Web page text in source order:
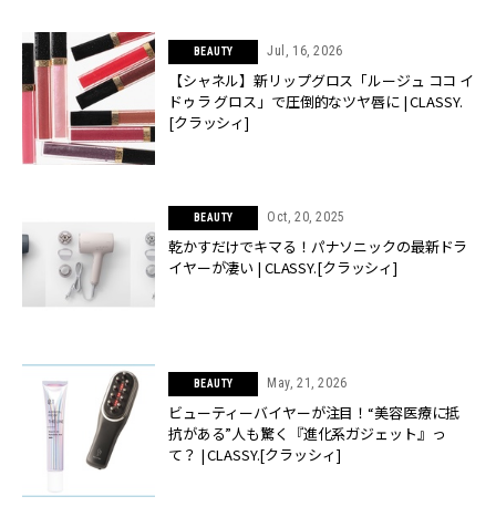
BEAUTY Jul, 16, 2026
【シャネル】新リップグロス「ルージュ ココ イ
ドゥラ グロス」で圧倒的なツヤ唇に | CLASSY.
[クラッシィ]
BEAUTY Oct, 20, 2025
乾かすだけでキマる！パナソニックの最新ドラ
イヤーが凄い | CLASSY.[クラッシィ]
BEAUTY May, 21, 2026
ビューティーバイヤーが注目！“美容医療に抵
抗がある”人も驚く『進化系ガジェット』っ
て？ | CLASSY.[クラッシィ]